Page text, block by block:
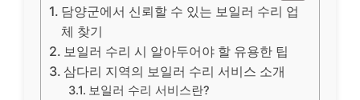
담양군에서 신뢰할 수 있는 보일러 수리 업
체 찾기
보일러 수리 시 알아두어야 할 유용한 팁
삼다리 지역의 보일러 수리 서비스 소개
보일러 수리 서비스란?